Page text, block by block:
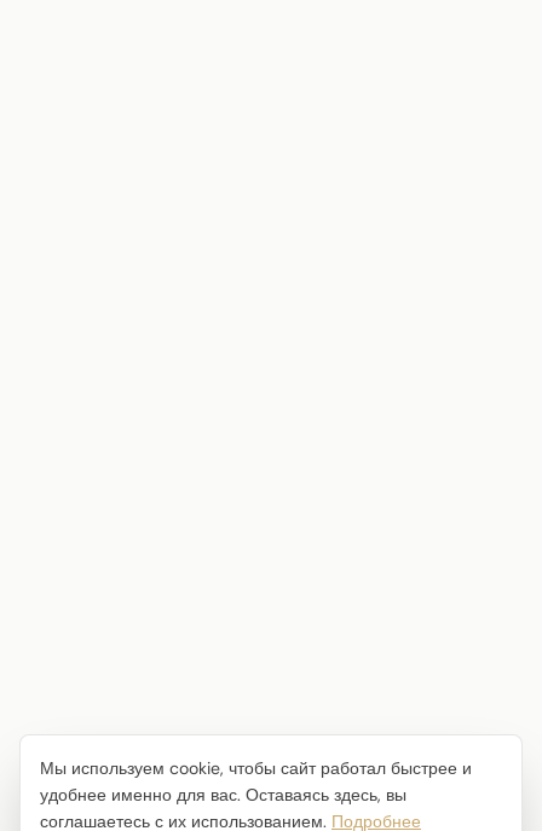
Мы используем cookie, чтобы сайт работал быстрее и
удобнее именно для вас. Оставаясь здесь, вы
соглашаетесь с их использованием. Подробнее